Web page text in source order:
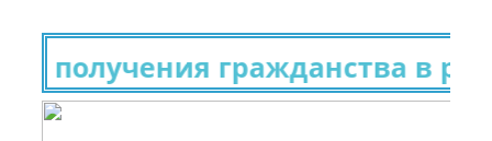
получения гражданства в